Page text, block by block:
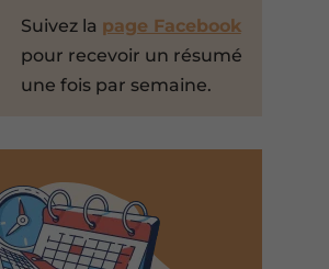
Suivez la page Facebook
pour recevoir un résumé
une fois par semaine.